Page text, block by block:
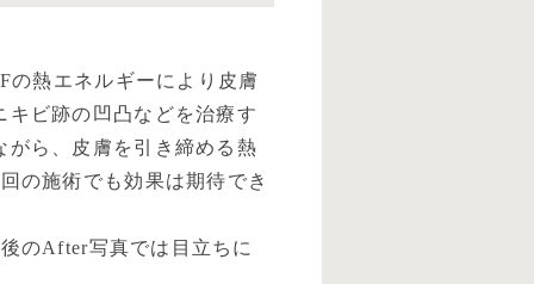
の熱エネルギーにより皮膚
ビ跡の凹凸などを治療す
がら、皮膚を引き締める熱
の施術でも効果は期待でき
のAfter写真では目立ちに